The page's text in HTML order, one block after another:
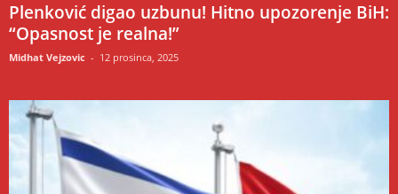
Plenković digao uzbunu! Hitno upozorenje BiH:
“Opasnost je realna!”
Midhat Vejzovic - 12 prosinca, 2025